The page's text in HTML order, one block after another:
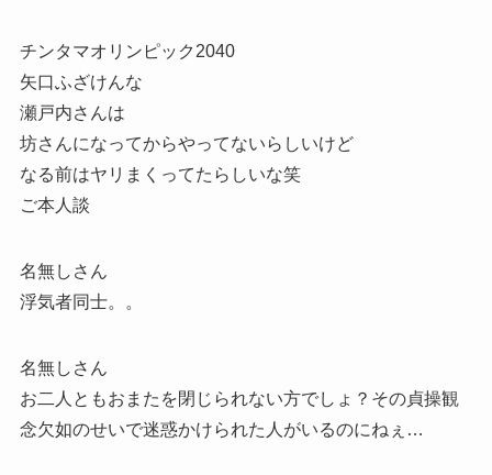
チンタマオリンピック2040
矢口ふざけんな
瀬戸内さんは
坊さんになってからやってないらしいけど
なる前はヤリまくってたらしいな笑
ご本人談
名無しさん
浮気者同士。。
名無しさん
お二人ともおまたを閉じられない方でしょ？その貞操観
念欠如のせいで迷惑かけられた人がいるのにねぇ…